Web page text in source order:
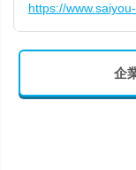
https://
企